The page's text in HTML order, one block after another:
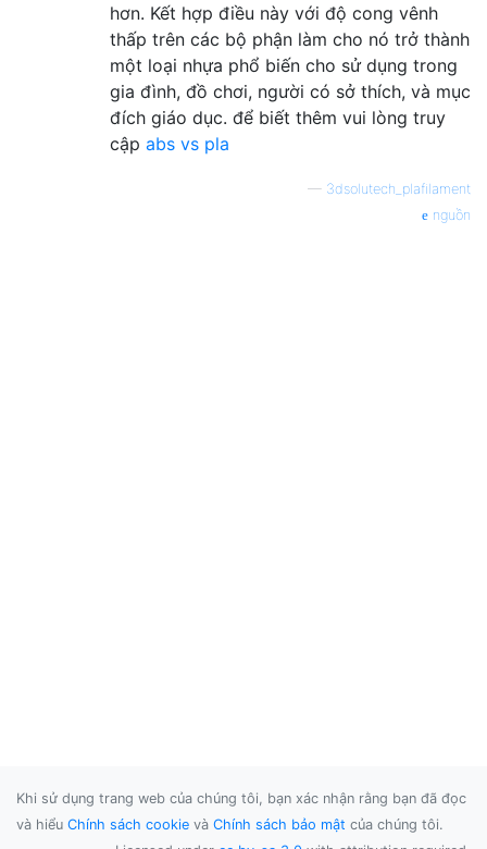
hơn. Kết hợp điều này với độ cong vênh
thấp trên các bộ phận làm cho nó trở thành
một loại nhựa phổ biến cho sử dụng trong
gia đình, đồ chơi, người có sở thích, và mục
đích giáo dục. để biết thêm vui lòng truy
cập abs vs pla
— 3dsolutech_plafilament
nguồn
Khi sử dụng trang web của chúng tôi, bạn xác nhận rằng bạn đã đọc
và hiểu Chính sách cookie và Chính sách bảo mật của chúng tôi.